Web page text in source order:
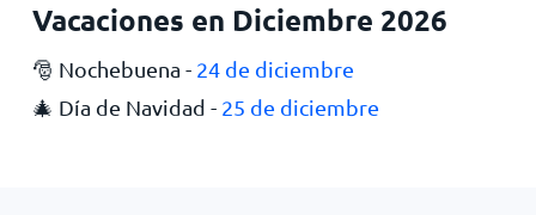
Vacaciones en Diciembre 2026
🎅 Nochebuena - 24 de diciembre
🎄 Día de Navidad - 25 de diciembre